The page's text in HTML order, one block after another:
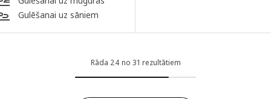
Gulēšanai uz sāniem
Rāda 24 no 31 rezultātiem